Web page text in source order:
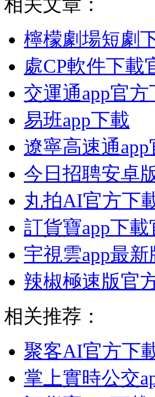
檸檬劇場短劇
處CP軟件下載
交運通app官方
易班app下載
遼寧高速通
今日招聘安卓
丸拍AI官方下
訂貨寶app下
宇視雲app最
辣椒極速版官
相关推荐：
聚客AI官方下
掌上實時公交